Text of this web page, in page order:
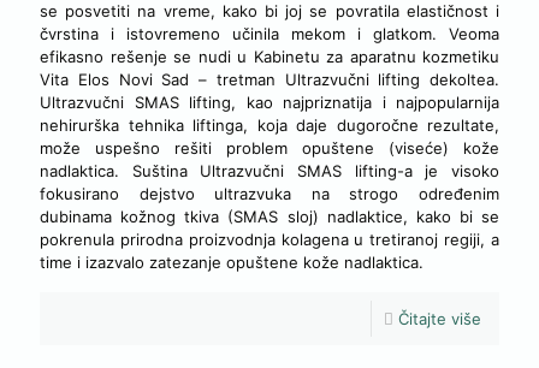
se posvetiti na vreme, kako bi joj se povratila elastičnost i
čvrstina i istovremeno učinila mekom i glatkom. Veoma
efikasno rešenje se nudi u Kabinetu za aparatnu kozmetiku
Vita Elos Novi Sad – tretman Ultrazvučni lifting dekoltea.
Ultrazvučni SMAS lifting, kao najpriznatija i najpopularnija
nehirurška tehnika liftinga, koja daje dugoročne rezultate,
može uspešno rešiti problem opuštene (viseće) kože
nadlaktica. Suština Ultrazvučni SMAS lifting-a je visoko
fokusirano dejstvo ultrazvuka na strogo određenim
dubinama kožnog tkiva (SMAS sloj) nadlaktice, kako bi se
pokrenula prirodna proizvodnja kolagena u tretiranoj regiji, a
time i izazvalo zatezanje opuštene kože nadlaktica.
Čitajte više